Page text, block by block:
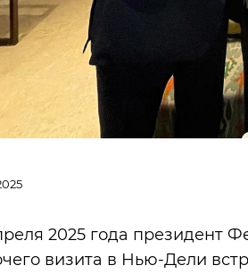
2025 года президент
визита в Нью-Дели